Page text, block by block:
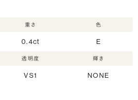
重さ
0.4ct
色
E
透明度
VS1
輝き
NONE